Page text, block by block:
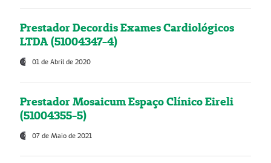
Prestador Decordis Exames Cardiológicos
LTDA (51004347-4)
01 de Abril de 2020
Prestador Mosaicum Espaço Clínico Eireli
(51004355-5)
07 de Maio de 2021